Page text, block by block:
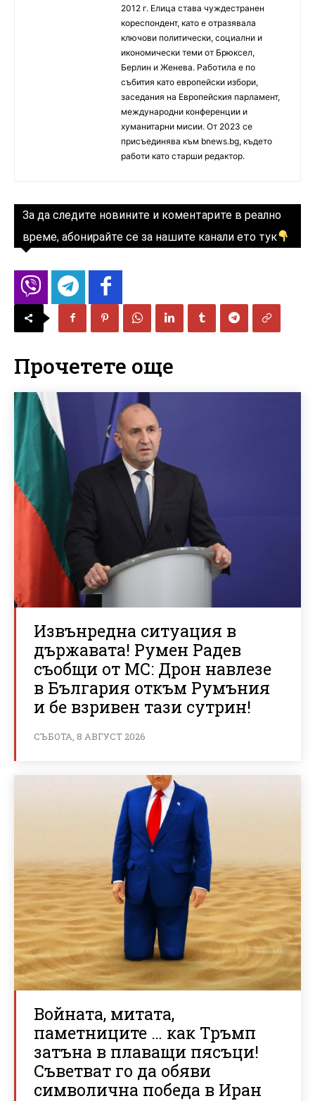
2012 г. Елица става чуждестранен
кореспондент, като е отразявала
ключови политически, социални и
икономически теми от Брюксел,
Берлин и Женева. Работила е по
събития като европейски избори,
заседания на Европейския парламент,
международни конференции и
хуманитарни мисии. От 2023 се
присъединява към bnews.bg, където
работи като старши редактор.
За да следите новините и коментарите в реално
време, абонирайте се за нашите канали ето тук
Прочетете още
Извънредна ситуация в
държавата! Румен Радев
съобщи от МС: Дрон навлезе
в България откъм Румъния
и бе взривен тази сутрин!
СЪБОТА, 8 АВГУСТ 2026
Войната, митата,
паметниците … как Тръмп
затъна в плаващи пясъци!
Съветват го да обяви
символична победа в Иран